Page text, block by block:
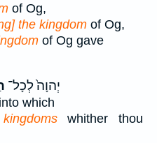
of Og,
the kingdom of Og,
of Og gave
יְהוָה֙ לְכָל־
into which
whither thou